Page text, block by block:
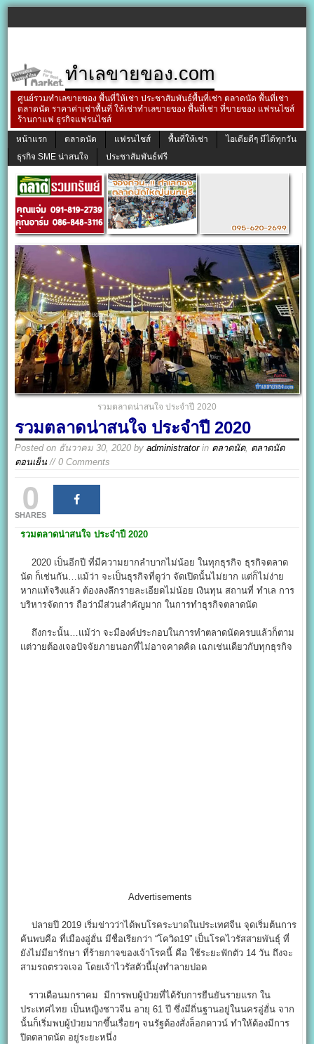
ทำเลขายของ.com
ศูนย์รวมทำเลขายของ พื้นที่ให้เช่า ประชาสัมพันธ์พื้นที่เช่า ตลาดนัด พื้นที่เช่า
ตลาดนัด ราคาค่าเช่าพื้นที่ ให้เช่าทำเลขายของ พื้นที่เช่า ที่ขายของ แฟรนไชส์
ร้านกาแฟ ธุรกิจแฟรนไชส์
หน้าแรก
ตลาดนัด แฟรนไชส์ พื้นที่ให้เช่า
ไอเดียดีๆ มีได้ทุกวัน
ธุรกิจ SME น่าสนใจ
ประชาสัมพันธ์ฟรี
รวมตลาดน่าสนใจ ประจำปี 2020
รวมตลาดน่าสนใจ ประจำปี 2020
Posted on ธันวาคม 30, 2020 byadministratorin ตลาดนัด, ตลาดนัด
ตอนเย็น // 0 Comments
0
SHARES
รวมตลาดน่าสนใจ ประจำปี 2020
2020 เป็นอีกปี ที่มีความยากลำบากไม่น้อย ในทุกธุรกิจ ธุรกิจตลาด
นัด ก็เช่นกัน…แม้ว่า จะเป็นธุรกิจที่ดูว่า จัดเปิดนั้นไม่ยาก แต่ก็ไม่ง่าย
หากแท้จริงแล้ว ต้องลงลึกรายละเอียดไม่น้อย เงินทุน สถานที่ ทำเล การ
บริหารจัดการ ถือว่ามีส่วนสำคัญมาก ในการทำธุรกิจตลาดนัด
ถึงกระนั้น…แม้ว่า จะมีองค์ประกอบในการทำตลาดนัดครบแล้วก็ตาม
แต่วายต้องเจอปัจจัยภายนอกที่ไม่อาจคาดคิด เฉกเช่นเดียวกับทุกธุรกิจ
Advertisements
ปลายปี 2019 เริ่มข่าวว่าได้พบโรคระบาดในประเทศจีน จุดเริ่มต้นการ
ค้นพบคือ ที่เมืองอู่ฮั่น มีชื่อเรียกว่า “โควิด19” เป็นโรคไวรัสสายพันธุ์ ที่
ยังไม่มียารักษา ที่ร้ายกาจของเจ้าโรคนี้ คือ ใช้ระยะฟักตัว 14 วัน ถึงจะ
สามรถตรวจเจอ โดยเจ้าไวรัสตัวนี้มุ่งทำลายปอด
ราวเดือนมกราคม มีการพบผู้ป่วยที่ได้รับการยืนยันรายแรก ใน
ประเทศไทย เป็นหญิงชาวจีน อายุ 61 ปี ซึ่งมีถิ่นฐานอยู่ในนครอู่ฮั่น จาก
นั้นก็เริ่มพบผู้ป่วยมากขึ้นเรื่อยๆ จนรัฐต้องสั่งล็อกดาวน์ ทำให้ต้องมีการ
ปิดตลาดนัด อยู่ระยะหนึ่ง